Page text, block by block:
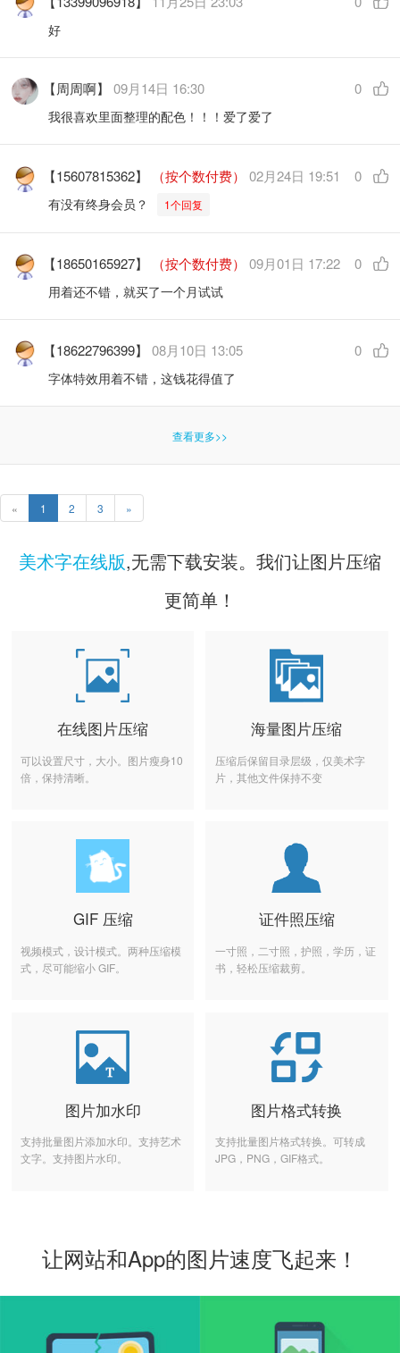
好
【周周啊】09月14日 16:30 0
我很喜欢里面整理的配色！！！爱了爱了
【15607815362】 （按个数付费） 02月24日 19:51 0
有没有终身会员？ 1个回复
【18650165927】 （按个数付费） 09月01日 17:22 0
用着还不错，就买了一个月试试
【18622796399】08月10日 13:05 0
字体特效用着不错，这钱花得值了
查看更多>>
« 1 2 3 »
美术字在线版,无需下载安装。我们让图片压缩
更简单！
在线图片压缩
可以设置尺寸，大小。图片瘦身10
倍，保持清晰。
海量图片压缩
压缩后保留目录层级，仅美术字
片，其他文件保持不变
GIF 压缩
视频模式，设计模式。两种压缩模
式，尽可能缩小 GIF。
证件照压缩
一寸照，二寸照，护照，学历，证
书，轻松压缩裁剪。
图片加水印
支持批量图片添加水印。支持艺术
文字。支持图片水印。
图片格式转换
支持批量图片格式转换。可转成
JPG，PNG，GIF格式。
让网站和App的图片速度飞起来！